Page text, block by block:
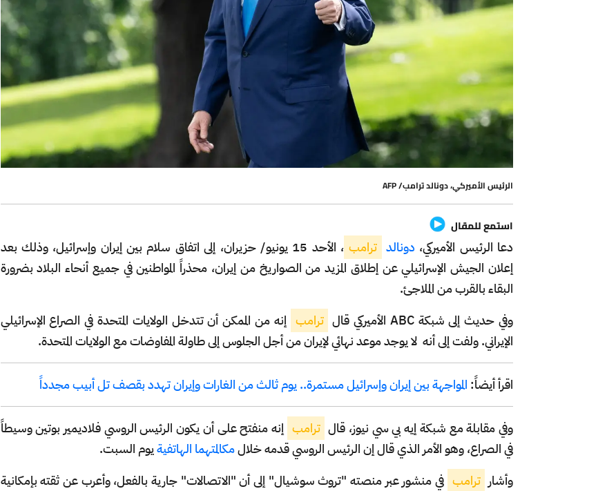
الرئيس الأميركي، دونالد ترامب/ AFP
استمع للمقال
دعا الرئيس الأميركي، دونالد ترامب
، الأحد 15 يونيو/ حزيران، إلى اتفاق سلام بين إيران وإسرائيل، وذلك بعد
إعلان الجيش الإسرائيلي عن إطلاق المزيد من الصواريخ من إيران، محذراً المواطنين في جميع أنحاء البلاد بضرورة
البقاء بالقرب من الملاجئ.
وفي حديث إلى شبكة ABC الأميركي قال
ترامب إنه من الممكن أن تتدخل الولايات المتحدة في الصراع الإسرائيلي
الإيراني. ولفت إلى أنه لا يوجد موعد نهائي لإيران من أجل الجلوس إلى طاولة المفاوضات مع الولايات المتحدة.
اقرأ أيضاً: المواجهة بين إيران وإسرائيل مستمرة.. يوم ثالث من الغارات وإيران تهدد بقصف تل أبيب مجدداً
وفي مقابلة مع شبكة إيه بي سي نيوز، قال ترامب إنه منفتح على أن يكون الرئيس الروسي فلاديمير بوتين وسيطاً
في الصراع، وهو الأمر الذي قال إن الرئيس الروسي قدمه خلالمكالمتهما الهاتفيةيوم السبت.
وأشار ترامب في منشور عبر منصته "تروث سوشيال" إلى أن "الاتصالات" جارية بالفعل، وأعرب عن ثقته بإمكانية